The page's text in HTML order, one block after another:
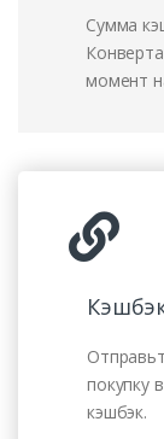
Сумма
момент
покупку
кэшбэк.